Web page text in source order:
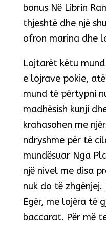
bonus Në Librin
thjeshtë dhe një
ofron marina dhe
Lojtarët këtu
e lojrave pokie,
mund të përtypni
madhësish kunji
krahasohen me
ndryshme për të
mundësuar Nga
një nivel me disa
nuk do të zhgënjej.
Egër, me lojëra të
baccarat. Për më